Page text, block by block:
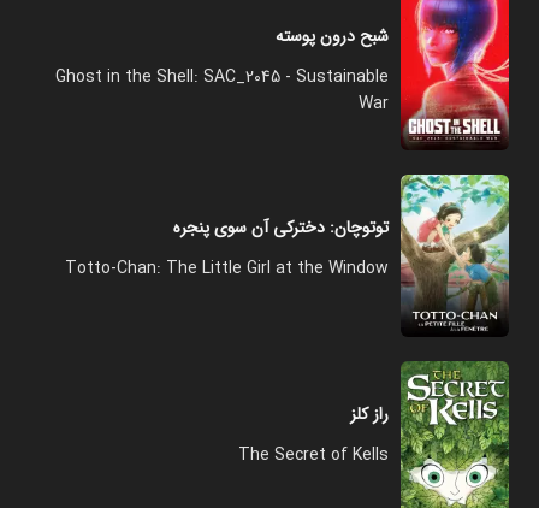
شبح درون پوسته
Ghost in the Shell: SAC_2045 - Sustainable
War
توتوچان: دخترکی آن‌ سوی پنجره
Totto-Chan: The Little Girl at the Window
راز کلز
The Secret of Kells